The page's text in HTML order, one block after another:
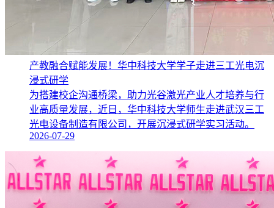
产教融合赋能发展！华中科技大学学子走进三工光电沉
浸式研学
为搭建校企沟通桥梁，助力光谷激光产业人才培养与行
业高质量发展，近日，华中科技大学师生走进武汉三工
光电设备制造有限公司，开展沉浸式研学实习活动。
2026-07-29